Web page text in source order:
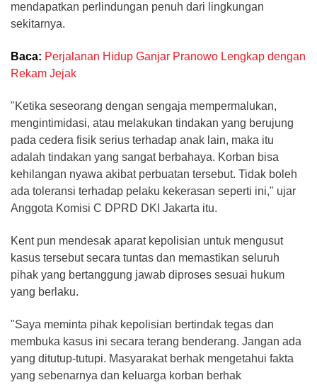
mendapatkan perlindungan penuh dari lingkungan
sekitarnya.
Baca: Perjalanan Hidup Ganjar Pranowo Lengkap dengan
Rekam Jejak
"Ketika seseorang dengan sengaja mempermalukan,
mengintimidasi, atau melakukan tindakan yang berujung
pada cedera fisik serius terhadap anak lain, maka itu
adalah tindakan yang sangat berbahaya. Korban bisa
kehilangan nyawa akibat perbuatan tersebut. Tidak boleh
ada toleransi terhadap pelaku kekerasan seperti ini," ujar
Anggota Komisi C DPRD DKI Jakarta itu.
Kent pun mendesak aparat kepolisian untuk mengusut
kasus tersebut secara tuntas dan memastikan seluruh
pihak yang bertanggung jawab diproses sesuai hukum
yang berlaku.
"Saya meminta pihak kepolisian bertindak tegas dan
membuka kasus ini secara terang benderang. Jangan ada
yang ditutup-tutupi. Masyarakat berhak mengetahui fakta
yang sebenarnya dan keluarga korban berhak